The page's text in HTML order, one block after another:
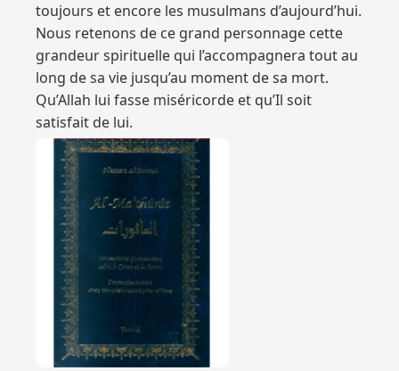
toujours et encore les musulmans d’aujourd’hui.
Nous retenons de ce grand personnage cette
grandeur spirituelle qui l’accompagnera tout au
long de sa vie jusqu’au moment de sa mort.
Qu’Allah lui fasse miséricorde et qu’Il soit
satisfait de lui.